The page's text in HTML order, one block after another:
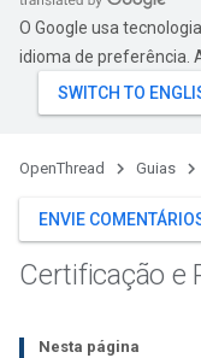
O Google usa
idioma de preferência.
OpenThread Guias
ENVIE
Certificação e
Nesta página